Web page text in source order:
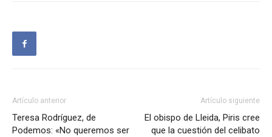
Artículo anterior
Teresa Rodríguez, de
Podemos: «No queremos ser
Artículo siguiente
El obispo de Lleida, Piris cree
que la cuestión del celibato